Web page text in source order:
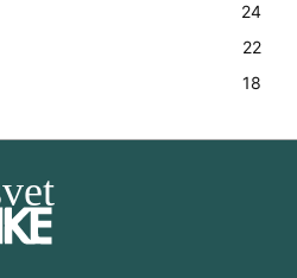
24
22
18